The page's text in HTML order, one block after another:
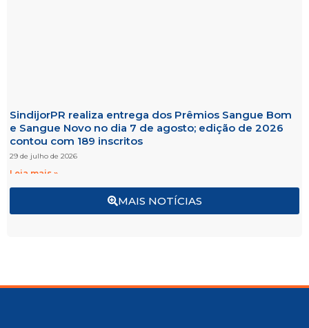
MAIS NOTÍCIAS
SindijorPR realiza entrega dos Prêmios Sangue Bom
e Sangue Novo no dia 7 de agosto; edição de 2026
contou com 189 inscritos
29 de julho de 2026
Leia mais »